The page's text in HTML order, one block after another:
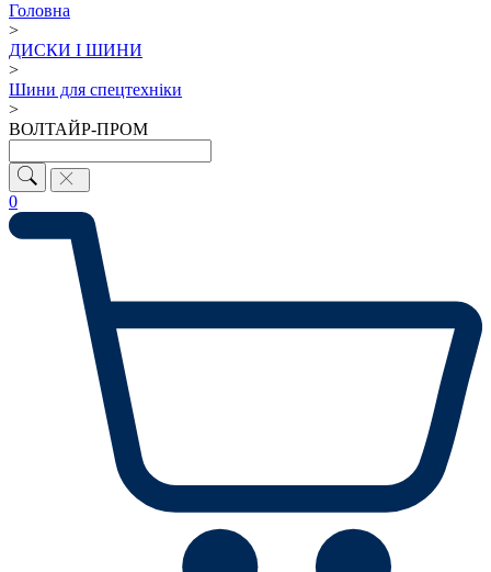
Головна
>
ДИСКИ І ШИНИ
>
Шини для спецтехніки
>
ВОЛТАЙР-ПРОМ
0